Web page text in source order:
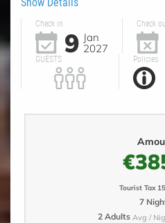
Check in
9 Jan
2027
Check
GUESTS Policies
Tourist Tax
7
2 Adults Avg /